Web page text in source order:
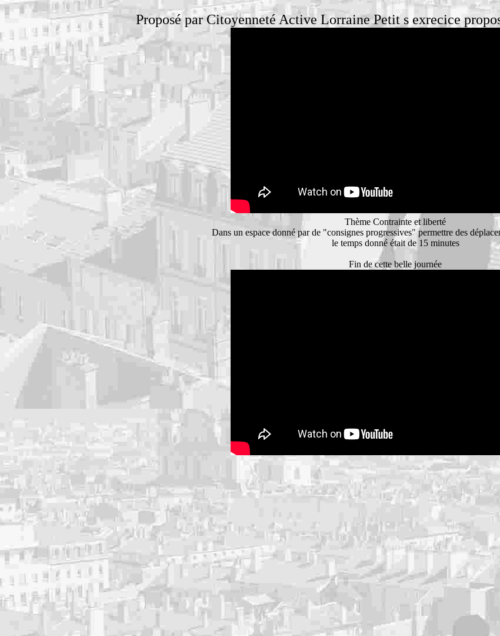
Proposé par Citoyenneté Active Lorraine Petit s exrecice
Thème Contrainte et liberté
Dans un espace donné par de "consignes progressives" permettre des
le temps donné était de 15 minutes
Fin de cette belle journée